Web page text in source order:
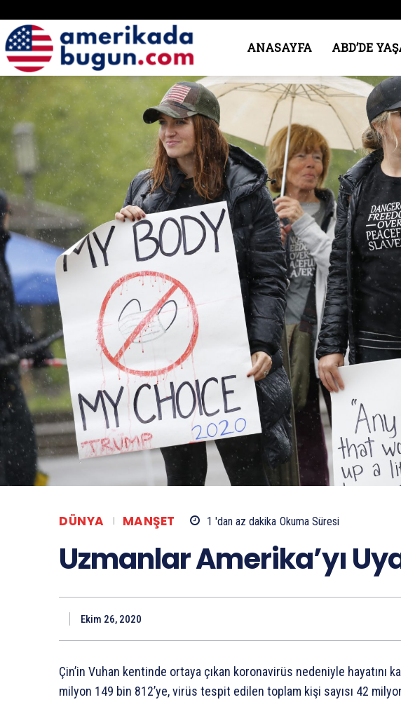
Amerika’da
Bugün
ANASAYFA ABD’DE
DÜNYA MANŞET 1 'dan az dakika Okuma Süresi
Uzmanlar Amerika’yı
Ekim 26, 2020
Çin’in Vuhan kentinde ortaya çıkan koronavirüs nedeniyle hayatını
milyon 149 bin 812’ye, virüs tespit edilen toplam kişi sayısı 42